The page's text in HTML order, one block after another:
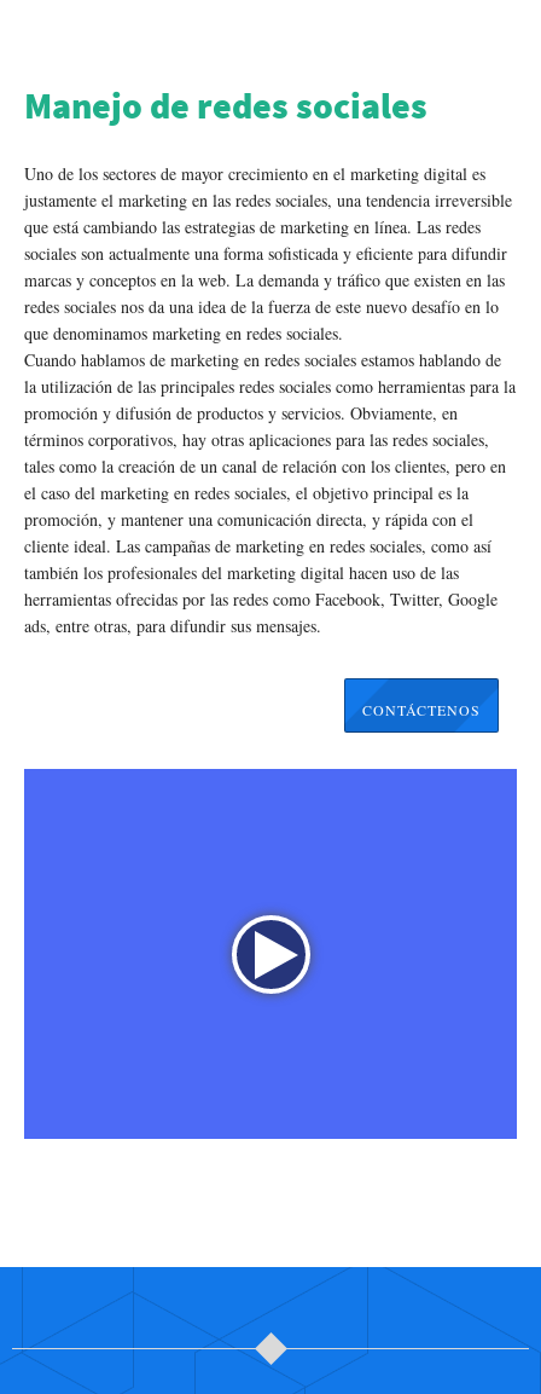
Manejo de redes sociales
Uno de los sectores de mayor crecimiento en el marketing digital es
justamente el marketing en las redes sociales, una tendencia irreversible
que está cambiando las estrategias de marketing en línea. Las redes
sociales son actualmente una forma sofisticada y eficiente para difundir
marcas y conceptos en la web. La demanda y tráfico que existen en las
redes sociales nos da una idea de la fuerza de este nuevo desafío en lo
que denominamos marketing en redes sociales.
Cuando hablamos de marketing en redes sociales estamos hablando de
la utilización de las principales redes sociales como herramientas para la
promoción y difusión de productos y servicios. Obviamente, en
términos corporativos, hay otras aplicaciones para las redes sociales,
tales como la creación de un canal de relación con los clientes, pero en
el caso del marketing en redes sociales, el objetivo principal es la
promoción, y mantener una comunicación directa, y rápida con el
cliente ideal. Las campañas de marketing en redes sociales, como así
también los profesionales del marketing digital hacen uso de las
herramientas ofrecidas por las redes como Facebook, Twitter, Google
ads, entre otras, para difundir sus mensajes.
CONTÁCTENOS